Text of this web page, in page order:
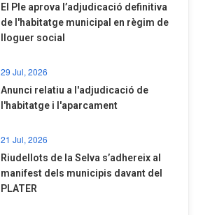
El Ple aprova l’adjudicació definitiva
de l'habitatge municipal en règim de
lloguer social
29 Jul, 2026
Anunci relatiu a l'adjudicació de
l'habitatge i l'aparcament
21 Jul, 2026
Riudellots de la Selva s’adhereix al
manifest dels municipis davant del
PLATER